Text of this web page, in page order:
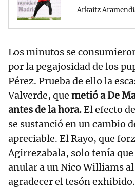
Arkaitz
Los minutos se
por la pegajosidad de los
Pérez. Prueba de ello la
Valverde, que metió a De
antes de la hora.El efecto
se sustanció en un cambio
apreciable. El Rayo, que
Agirrezabala, solo tenía
anular a un Nico Williams al
agradecer el tesón exhibido.